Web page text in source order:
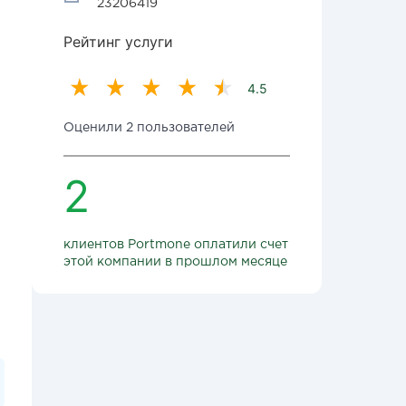
23206419
Рейтинг услуги
4.5
Оценили 2 пользователей
2
клиентов Portmone оплатили счет
этой компании в прошлом месяце